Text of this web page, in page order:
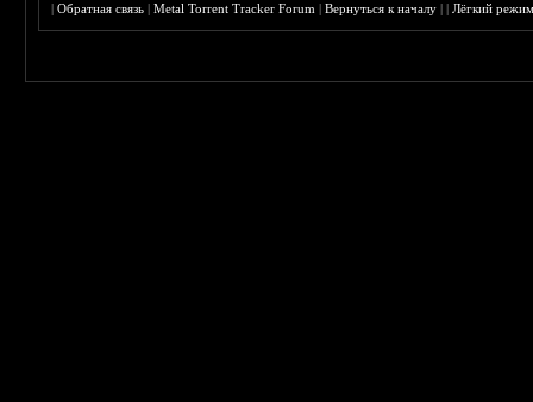
|Обратная связь |Metal Torrent Tracker Forum |Вернуться к началу ||Лёгкий